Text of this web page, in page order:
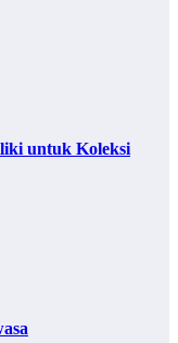
untuk Koleksi